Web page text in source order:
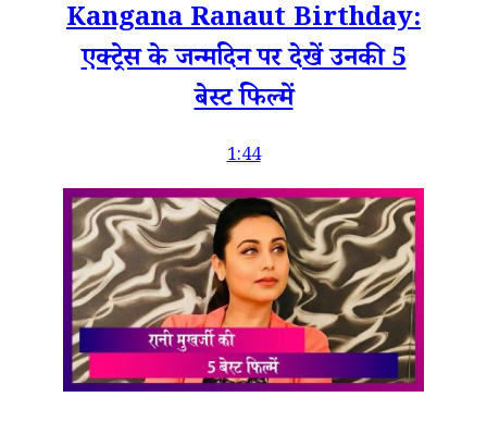
Kangana Ranaut Birthday:
एक्ट्रेस के जन्मदिन पर देखें उनकी 5
बेस्ट फिल्में
1:44